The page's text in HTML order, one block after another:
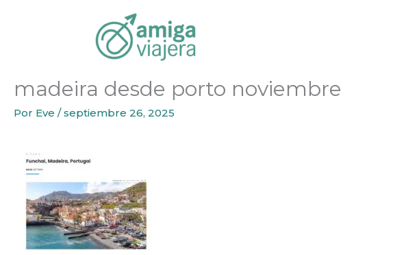
madeira desde porto noviembre
Por Eve /septiembre 26, 2025